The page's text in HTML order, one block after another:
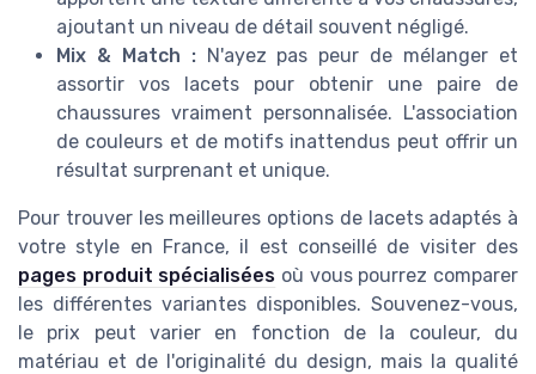
ajoutant un niveau de détail souvent négligé.
Mix & Match :N'ayez pas peur de mélanger et
assortir vos lacets pour obtenir une paire de
chaussures vraiment personnalisée. L'association
de couleurs et de motifs inattendus peut offrir un
résultat surprenant et unique.
Pour trouver les meilleures options de lacets adaptés à
votre style en France, il est conseillé de visiter des
pages produit spécialisées où vous pourrez comparer
les différentes variantes disponibles. Souvenez-vous,
le prix peut varier en fonction de la couleur, du
matériau et de l'originalité du design, mais la qualité